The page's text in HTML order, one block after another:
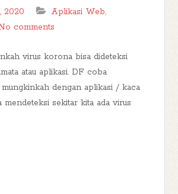
2020 Aplikasi Web,
comments
virus korona bisa dideteksi
atau aplikasi. DF coba
mungkinkah dengan aplikasi / kaca
mendeteksi sekitar kita ada virus